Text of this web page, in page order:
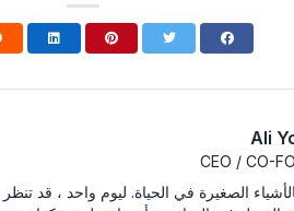
Ali
CEO / CO-
الصغيرة في الحياة. ليوم واحد ، قد تنظر